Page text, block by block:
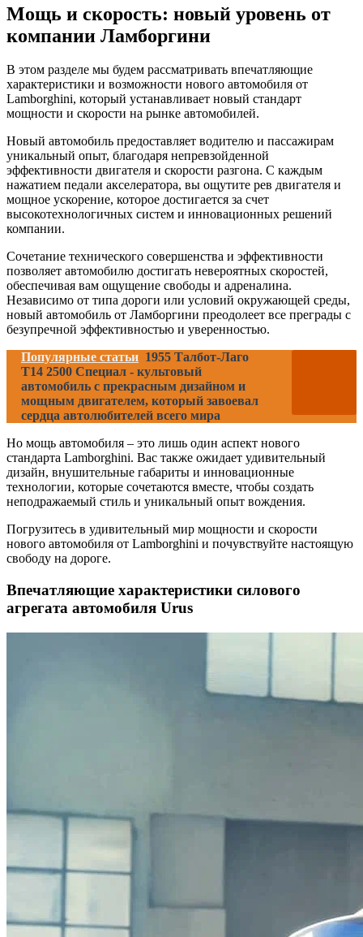
Мощь и скорость: новый уровень от
компании Ламборгини
В этом разделе мы будем рассматривать впечатляющие
характеристики и возможности нового автомобиля от
Lamborghini, который устанавливает новый стандарт
мощности и скорости на рынке автомобилей.
Новый автомобиль предоставляет водителю и пассажирам
уникальный опыт, благодаря непревзойденной
эффективности двигателя и скорости разгона. С каждым
нажатием педали акселератора, вы ощутите рев двигателя и
мощное ускорение, которое достигается за счет
высокотехнологичных систем и инновационных решений
компании.
Сочетание технического совершенства и эффективности
позволяет автомобилю достигать невероятных скоростей,
обеспечивая вам ощущение свободы и адреналина.
Независимо от типа дороги или условий окружающей среды,
новый автомобиль от Ламборгини преодолеет все преграды с
безупречной эффективностью и уверенностью.
Популярные статьи 1955 Талбот-Лаго
Т14 2500 Специал - культовый
автомобиль с прекрасным дизайном и
мощным двигателем, который завоевал
сердца автолюбителей всего мира
Но мощь автомобиля – это лишь один аспект нового
стандарта Lamborghini. Вас также ожидает удивительный
дизайн, внушительные габариты и инновационные
технологии, которые сочетаются вместе, чтобы создать
неподражаемый стиль и уникальный опыт вождения.
Погрузитесь в удивительный мир мощности и скорости
нового автомобиля от Lamborghini и почувствуйте настоящую
свободу на дороге.
Впечатляющие характеристики силового
агрегата автомобиля Urus